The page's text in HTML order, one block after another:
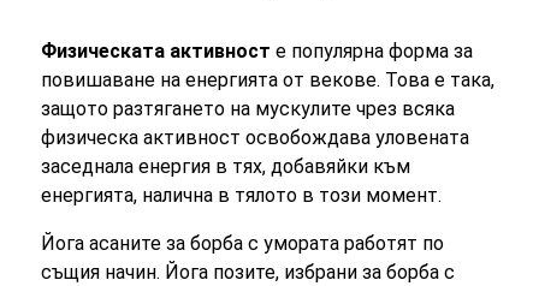
Физическата активност е популярна форма за
повишаване на енергията от векове. Това е така,
защото разтягането на мускулите чрез всяка
физическа активност освобождава уловената
заседнала енергия в тях, добавяйки към
енергията, налична в тялото в този момент.
Йога асаните за борба с умората работят по
същия начин. Йога позите, избрани за борба с